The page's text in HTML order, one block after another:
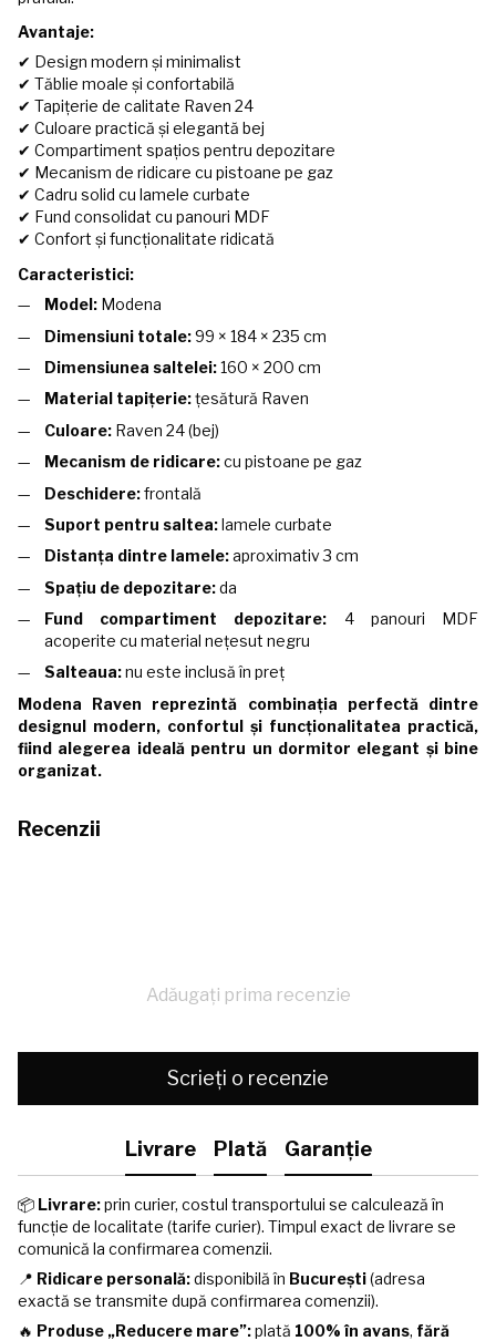
Avantaje:
✔ Design modern și minimalist
✔ Tăblie moale și confortabilă
✔ Tapițerie de calitate Raven 24
✔ Culoare practică și elegantă bej
✔ Compartiment spațios pentru depozitare
✔ Mecanism de ridicare cu pistoane pe gaz
✔ Cadru solid cu lamele curbate
✔ Fund consolidat cu panouri MDF
✔ Confort și funcționalitate ridicată
Caracteristici:
Model: Modena
Dimensiuni totale:99 × 184 × 235 cm
Dimensiunea saltelei:160 × 200 cm
Material tapițerie:țesătură Raven
Culoare: Raven 24 (bej)
Mecanism de ridicare:cu pistoane pe gaz
Deschidere:frontală
Suport pentru saltea:lamele curbate
Distanța dintre lamele:aproximativ 3 cm
Spațiu de depozitare:da
Fund compartiment depozitare: 4 panouri MDF
acoperite cu material nețesut negru
Salteaua:nu este inclusă în preț
Modena Raven reprezintă combinația perfectă dintre
designul modern, confortul și funcționalitatea practică,
fiind alegerea ideală pentru un dormitor elegant și bine
organizat.
Recenzii
Adăugați prima recenzie
Scrieți o recenzie
Livrare Plată Garanție
📦 Livrare:prin curier, costul transportului se calculează în
funcție de localitate (tarife curier). Timpul exact de livrare se
comunică la confirmarea comenzii.
📍 Ridicare personală:disponibilă în București(adresa
exactă se transmite după confirmarea comenzii).
🔥 Produse „Reducere mare”:plată 100% în avans, fără